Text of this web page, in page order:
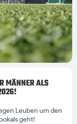
MÄNNER ALS
Leuben um den
geht!